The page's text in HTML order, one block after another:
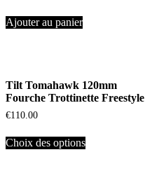
Ajouter au panier
Tilt Tomahawk 120mm
Fourche Trottinette Freestyle
€110.00
Choix des options